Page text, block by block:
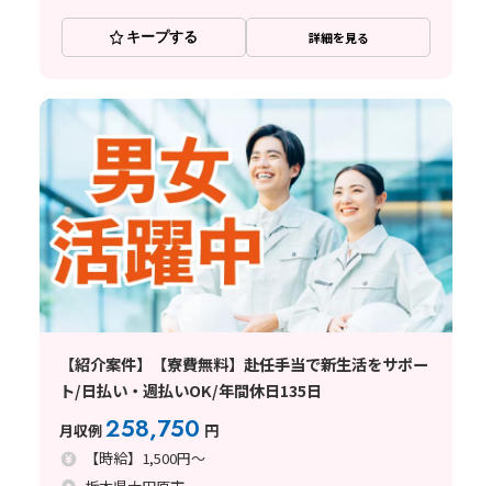
キープする 詳細を見る
【紹介案件】【寮費無料】赴任手当で新生活をサポー
ト/日払い・週払いOK/年間休日135日
月収例258,750 円
【時給】1,500円～